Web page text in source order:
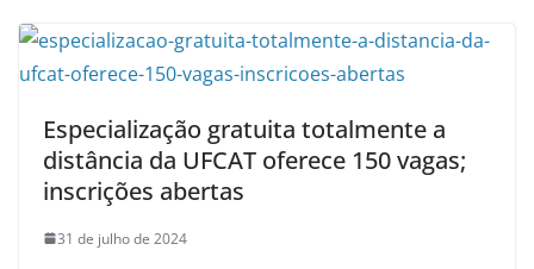
Especialização gratuita totalmente a
distância da UFCAT oferece 150 vagas;
inscrições abertas
31 de julho de 2024